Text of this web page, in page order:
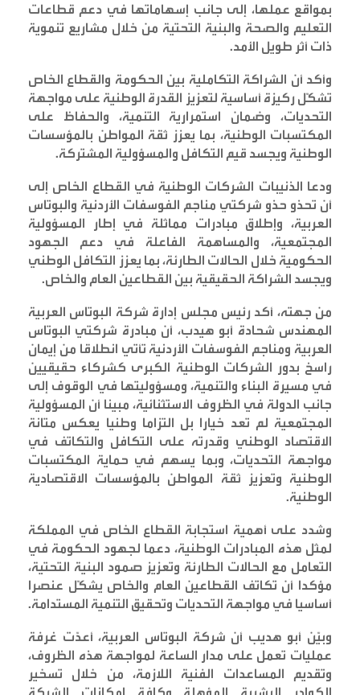
بمواقع عملها، إلى جانب إسهاماتها في دعم قطاعات
التعليم والصحة والبنية التحتية من خلال مشاريع تنموية
ذات أثر طويل الأمد.
وأكد أن الشراكة التكاملية بين الحكومة والقطاع الخاص
تشكّل ركيزة أساسية لتعزيز القدرة الوطنية على مواجهة
التحديات، وضمان استمرارية التنمية، والحفاظ على
المكتسبات الوطنية، بما يعزز ثقة المواطن بالمؤسسات
الوطنية ويجسد قيم التكافل والمسؤولية المشتركة.
ودعا الذنيبات الشركات الوطنية في القطاع الخاص إلى
أن تحذو حذو شركتي مناجم الفوسفات الأردنية والبوتاس
العربية، وإطلاق مبادرات مماثلة في إطار المسؤولية
المجتمعية، والمساهمة الفاعلة في دعم الجهود
الحكومية خلال الحالات الطارئة، بما يعزز التكافل الوطني
ويجسد الشراكة الحقيقية بين القطاعين العام والخاص.
من جهته، أكد رئيس مجلس إدارة شركة البوتاس العربية
المهندس شحادة أبو هيدب، أن مبادرة شركتي البوتاس
العربية ومناجم الفوسفات الأردنية تأتي انطلاقا من إيمان
راسخ بدور الشركات الوطنية الكبرى كشركاء حقيقيين
في مسيرة البناء والتنمية، ومسؤوليتها في الوقوف إلى
جانب الدولة في الظروف الاستثنائية، مبينا أن المسؤولية
المجتمعية لم تعد خيارا بل التزاما وطنيا يعكس متانة
الاقتصاد الوطني وقدرته على التكافل والتكاتف في
مواجهة التحديات، وبما يسهم في حماية المكتسبات
الوطنية وتعزيز ثقة المواطن بالمؤسسات الاقتصادية
الوطنية.
وشدد على أهمية استجابة القطاع الخاص في المملكة
لمثل هذه المبادرات الوطنية، دعما لجهود الحكومة في
التعامل مع الحالات الطارئة وتعزيز صمود البنية التحتية،
مؤكدا أن تكاتف القطاعين العام والخاص يشكّل عنصرا
أساسيا في مواجهة التحديات وتحقيق التنمية المستدامة.
وبيّن أبو هديب أن شركة البوتاس العربية، أعدّت غرفة
عمليات تعمل على مدار الساعة لمواجهة هذه الظروف،
وتقديم المساعدات الفنية اللازمة، من خلال تسخير